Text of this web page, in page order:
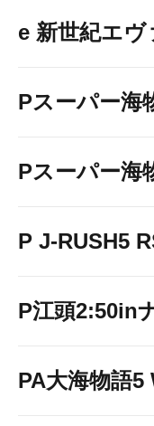
e 新世紀エ
Pスーパー海
Pスーパー海
P J-RUSH5
P江頭2:50in
PA大海物語